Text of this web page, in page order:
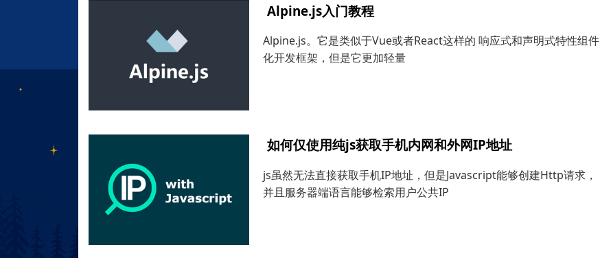
Alpine.js入门教程
Alpine.js。它是类似于Vue或者React这样的 响应式和声明式特性组件
化开发框架，但是它更加轻量
如何仅使用纯js获取手机内网和外网IP地址
js虽然无法直接获取手机IP地址，但是Javascript能够创建Http请求，
并且服务器端语言能够检索用户公共IP